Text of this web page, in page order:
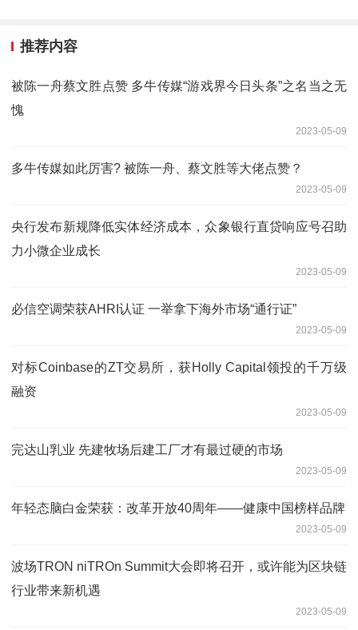
推荐内容
被陈一舟蔡文胜点赞 多牛传媒“游戏界今日头条”之名当之无
愧
2023-05-09
多牛传媒如此厉害? 被陈一舟、蔡文胜等大佬点赞？
2023-05-09
央行发布新规降低实体经济成本，众象银行直贷响应号召助
力小微企业成长
2023-05-09
必信空调荣获AHRI认证 一举拿下海外市场“通行证”
2023-05-09
对标Coinbase的ZT交易所，获Holly Capital领投的千万级
融资
2023-05-09
完达山乳业 先建牧场后建工厂才有最过硬的市场
2023-05-09
年轻态脑白金荣获：改革开放40周年——健康中国榜样品牌
2023-05-09
波场TRON niTROn Summit大会即将召开，或许能为区块链
行业带来新机遇
2023-05-09